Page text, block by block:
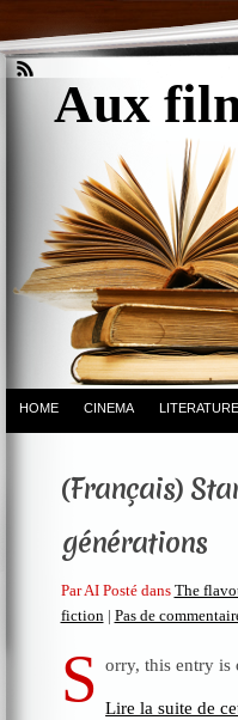
Aux
HOME CINEMA LITERATURE
(Français)
générations
Par AI Posté dans The
fiction | Pas de
S orry, this entry is
Lire la suite de